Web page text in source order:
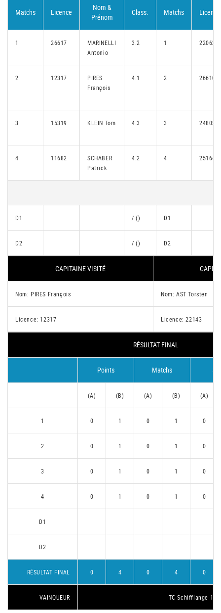
Matchs Licence
Nom &
Prénom
Class. Matchs Licence
1 26617
MARINELLI
Antonio
3.2 1 22062
2 12317
PIRES
François
4.1 2 26610
3 15319 KLEIN Tom 4.3 3 24805
4 11682
SCHABER
Patrick
4.2 4 25164
D1 / () D1
D2 / () D2
CAPITAINE VISITÉ
Nom: PIRES François Nom: AST Torsten
Licence: 12317 Licence: 22143
RÉSULTAT FINAL
Points Matchs
(A) (B) (A) (B) (A)
1 0 1 0 1 0
2 0 1 0 1 0
3 0 1 0 1 0
4 0 1 0 1 0
D1
D2
RÉSULTAT FINAL 0 4 0 4 0
VAINQUEUR TC Schifflange 1